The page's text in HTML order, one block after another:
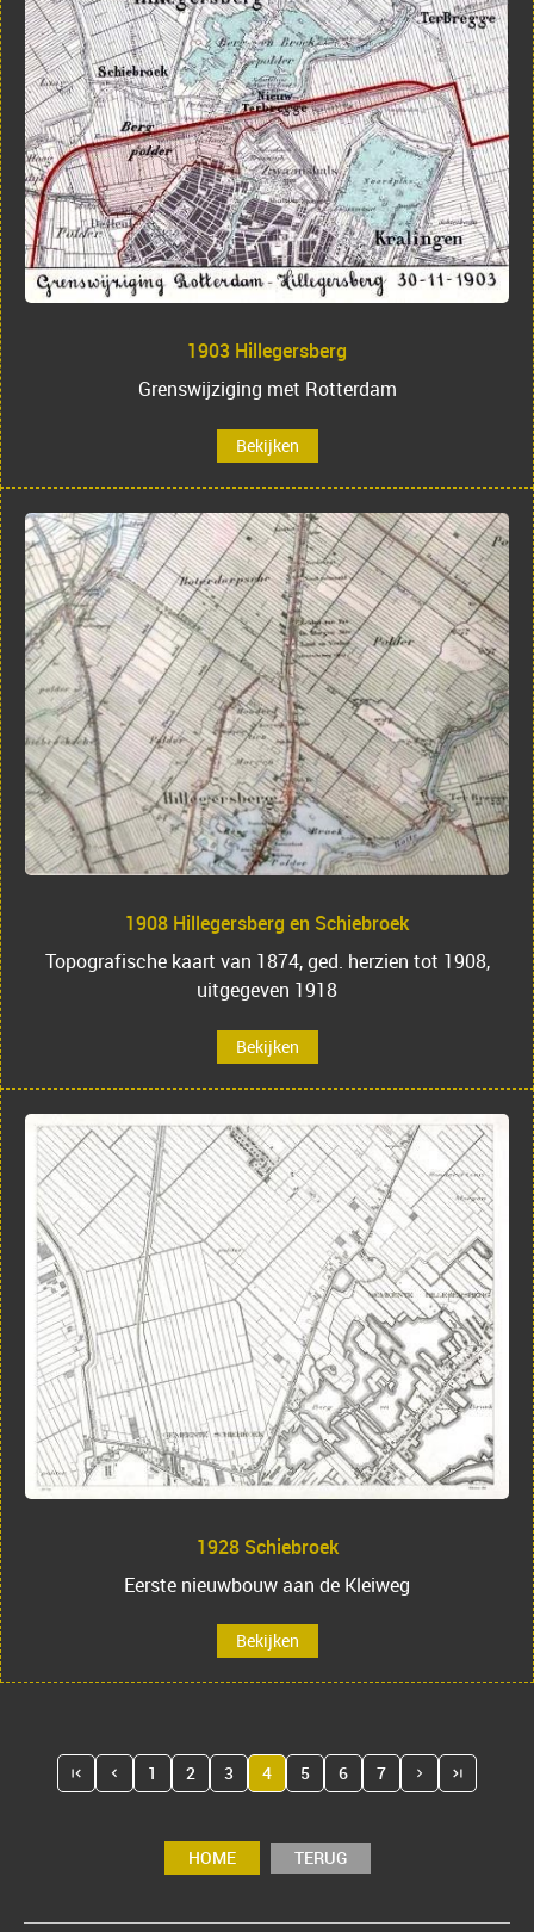
1903 Hillegersberg
Grenswijziging met Rotterdam
Bekijken
1908 Hillegersberg en Schiebroek
Topografische kaart van 1874, ged. herzien tot 1908,
uitgegeven 1918
Bekijken
1928 Schiebroek
Eerste nieuwbouw aan de Kleiweg
Bekijken
1 2 3 4 5 6 7
HOME TERUG